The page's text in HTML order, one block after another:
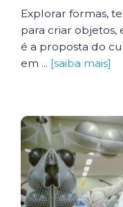
Explorar formas,
para criar objetos,
é a proposta do
em ... [saiba mais]